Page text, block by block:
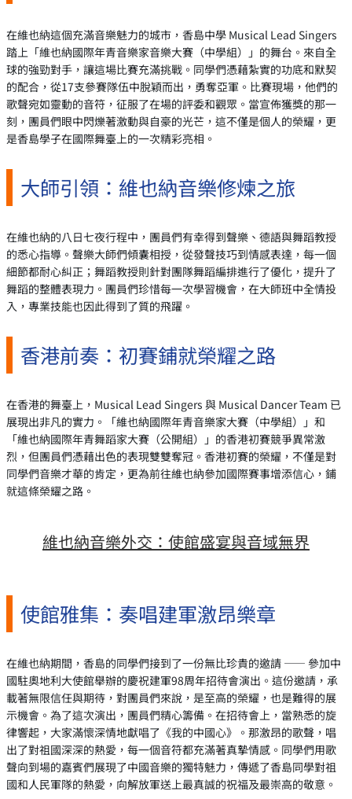
在維也納這個充滿音樂魅力的城市，香島中學 Musical Lead Singers
踏上「維也納國際年青音樂家音樂大賽（中學組）」的舞台。來自全
球的強勁對手，讓這場比賽充滿挑戰。同學們憑藉紮實的功底和默契
的配合，從17支參賽隊伍中脫穎而出，勇奪亞軍。比賽現場，他們的
歌聲宛如靈動的音符，征服了在場的評委和觀眾。當宣佈獲獎的那一
刻，團員們眼中閃爍著激動與自豪的光芒，這不僅是個人的榮耀，更
是香島學子在國際舞臺上的一次精彩亮相。
大師引領：維也納音樂修煉之旅
在維也納的八日七夜行程中，團員們有幸得到聲樂、德語與舞蹈教授
的悉心指導。聲樂大師們傾囊相授，從發聲技巧到情感表達，每一個
細節都耐心糾正；舞蹈教授則針對團隊舞蹈編排進行了優化，提升了
舞蹈的整體表現力。團員們珍惜每一次學習機會，在大師班中全情投
入，專業技能也因此得到了質的飛躍。
香港前奏：初賽鋪就榮耀之路
在香港的舞臺上，Musical Lead Singers 與 Musical Dancer Team 已
展現出非凡的實力。「維也納國際年青音樂家大賽（中學組）」和
「維也納國際年青舞蹈家大賽（公開組）」的香港初賽競爭異常激
烈，但團員們憑藉出色的表現雙雙奪冠。香港初賽的榮耀，不僅是對
同學們音樂才華的肯定，更為前往維也納參加國際賽事增添信心，鋪
就這條榮耀之路。
維也納音樂外交：使館盛宴與音域無界
使館雅集：奏唱建軍激昂樂章
在維也納期間，香島的同學們接到了一份無比珍貴的邀請 —— 參加中
國駐奧地利大使館舉辦的慶祝建軍98周年招待會演出。這份邀請，承
載著無限信任與期待，對團員們來說，是至高的榮耀，也是難得的展
示機會。為了這次演出，團員們精心籌備。在招待會上，當熟悉的旋
律響起，大家滿懷深情地獻唱了《我的中國心》。那激昂的歌聲，唱
出了對祖國深深的熱愛，每一個音符都充滿著真摯情感。同學們用歌
聲向到場的嘉賓們展現了中國音樂的獨特魅力，傳遞了香島同學對祖
國和人民軍隊的熱愛，向解放軍送上最真誠的祝福及最崇高的敬意。